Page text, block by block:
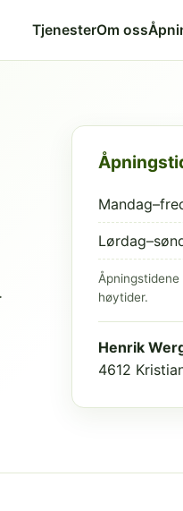
TjenesterOm oss
høytider.
Henrik
4612